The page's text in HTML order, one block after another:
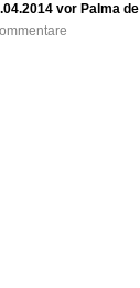
vor Palma